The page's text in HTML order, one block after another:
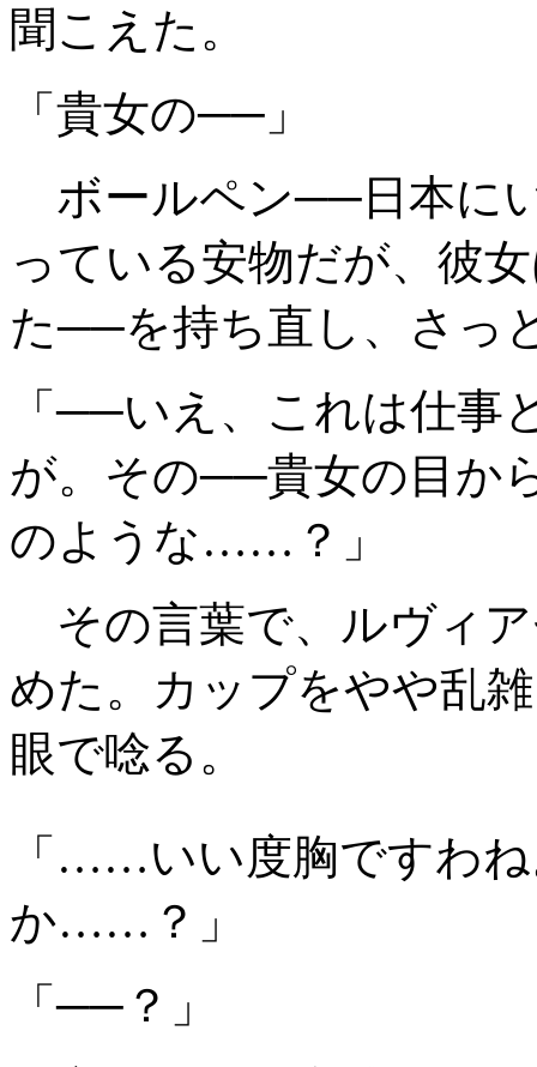
聞こえた。
「貴女の──」
ボールペン──日本に
っている安物だが、彼
た──を持ち直し、さっ
「──いえ、これは仕事
が。その──貴女の目か
のような……？」
その言葉で、ルヴィ
めた。カップをやや乱
眼で唸る。
「……いい度胸ですわ
か……？」
「──？」